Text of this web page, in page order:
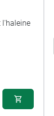
l'haleine